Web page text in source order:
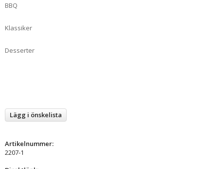
BBQ
Klassiker
Desserter
Lägg i önskelista
Artikelnummer:
2207-1